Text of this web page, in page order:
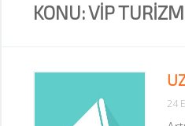
KONU: VIP TURIZM
24